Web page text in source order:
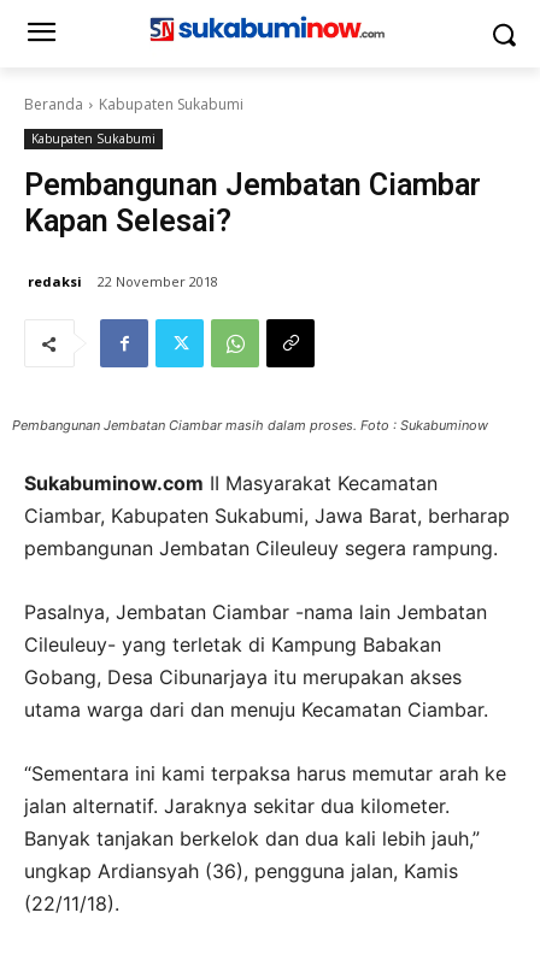
Beranda Kabupaten Sukabumi
Kabupaten Sukabumi
Pembangunan Jembatan Ciambar
Kapan Selesai?
redaksi 22 November 2018
Pembangunan Jembatan Ciambar masih dalam proses. Foto : Sukabuminow
Sukabuminow.com II Masyarakat Kecamatan
Ciambar, Kabupaten Sukabumi, Jawa Barat, berharap
pembangunan Jembatan Cileuleuy segera rampung.
Pasalnya, Jembatan Ciambar -nama lain Jembatan
Cileuleuy- yang terletak di Kampung Babakan
Gobang, Desa Cibunarjaya itu merupakan akses
utama warga dari dan menuju Kecamatan Ciambar.
“Sementara ini kami terpaksa harus memutar arah ke
jalan alternatif. Jaraknya sekitar dua kilometer.
Banyak tanjakan berkelok dan dua kali lebih jauh,”
ungkap Ardiansyah (36), pengguna jalan, Kamis
(22/11/18).